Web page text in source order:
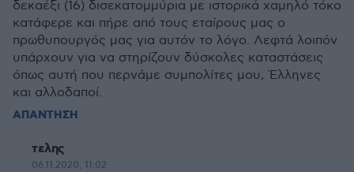
δεκαέξι (16) δισεκατομμύρια με ιστορικά χαμηλό τόκο
κατάφερε και πήρε από τους εταίρους μας ο
πρωθυπουργός μας για αυτόν το λόγο. Λεφτά λοιπόν
υπάρχουν για να στηρίζουν δύσκολες καταστάσεις
όπως αυτή που περνάμε συμπολίτες μου, Έλληνες
και αλλοδαποί.
ΑΠΑΝΤΗΣΗ
τελης
06.11.2020, 11:02